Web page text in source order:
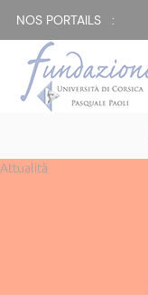
NOS PORTAILS :
Attualità